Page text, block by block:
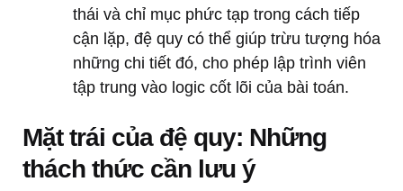
thái và chỉ mục phức tạp trong cách tiếp
cận lặp, đệ quy có thể giúp trừu tượng hóa
những chi tiết đó, cho phép lập trình viên
tập trung vào logic cốt lõi của bài toán.
Mặt trái của đệ quy: Những
thách thức cần lưu ý